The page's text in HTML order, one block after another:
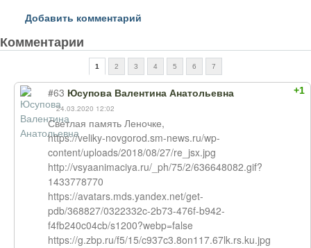
Добавить комментарий
Комментарии
1 2 3 4 5 6 7
+1
#63 Юсупова Валентина Анатольевна
24.03.2020 12:02
Светлая память Леночке,
https://veliky-novgorod.sm-news.ru/wp-
content/uploads/2018/08/27/re_jsx.jpg
http://vsyaanimaciya.ru/_ph/75/2/636648082.gif?
1433778770
https://avatars.mds.yandex.net/get-
pdb/368827/0322332c-2b73-476f-b942-
f4fb240c04cb/s1200?webp=false
https://g.zbp.ru/f5/15/c937c3.8on117.67lk.rs.ku.jpg